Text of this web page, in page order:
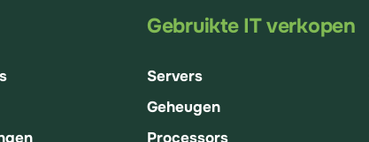
Gebruikte IT verkopen
Servers
Geheugen
Processors